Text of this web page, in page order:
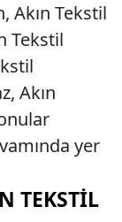
Akın Tekstil
Tekstil
Akın
yer
TEKSTIL